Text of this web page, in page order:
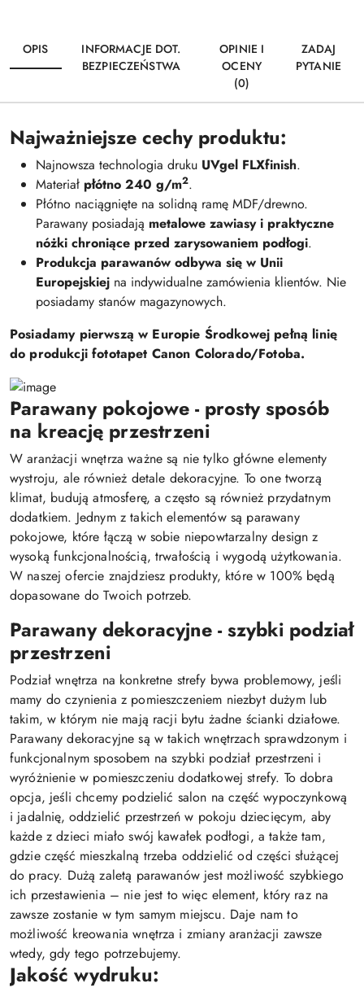
OPIS
INFORMACJE DOT.
BEZPIECZEŃSTWA
OPINIE I
OCENY
(0)
ZADAJ
PYTANIE
Najważniejsze cechy produktu:
Najnowsza technologia druku UVgel FLXfinish.
Materiał płótno 240 g/m2.
Płótno naciągnięte na solidną ramę MDF/drewno.
Parawany posiadają metalowe zawiasy i praktyczne
nóżki chroniące przed zarysowaniem podłogi.
Produkcja parawanów odbywa się w Unii
Europejskiej na indywidualne zamówienia klientów. Nie
posiadamy stanów magazynowych.
Posiadamy pierwszą w Europie Środkowej pełną linię
do produkcji fototapet Canon Colorado/Fotoba.
Parawany pokojowe - prosty sposób
na kreację przestrzeni
W aranżacji wnętrza ważne są nie tylko główne elementy
wystroju, ale również detale dekoracyjne. To one tworzą
klimat, budują atmosferę, a często są również przydatnym
dodatkiem. Jednym z takich elementów są parawany
pokojowe, które łączą w sobie niepowtarzalny design z
wysoką funkcjonalnością, trwałością i wygodą użytkowania.
W naszej ofercie znajdziesz produkty, które w 100% będą
dopasowane do Twoich potrzeb.
Parawany dekoracyjne - szybki podział
przestrzeni
Podział wnętrza na konkretne strefy bywa problemowy, jeśli
mamy do czynienia z pomieszczeniem niezbyt dużym lub
takim, w którym nie mają racji bytu żadne ścianki działowe.
Parawany dekoracyjne są w takich wnętrzach sprawdzonym i
funkcjonalnym sposobem na szybki podział przestrzeni i
wyróżnienie w pomieszczeniu dodatkowej strefy. To dobra
opcja, jeśli chcemy podzielić salon na część wypoczynkową
i jadalnię, oddzielić przestrzeń w pokoju dziecięcym, aby
każde z dzieci miało swój kawałek podłogi, a także tam,
gdzie część mieszkalną trzeba oddzielić od części służącej
do pracy. Dużą zaletą parawanów jest możliwość szybkiego
ich przestawienia – nie jest to więc element, który raz na
zawsze zostanie w tym samym miejscu. Daje nam to
możliwość kreowania wnętrza i zmiany aranżacji zawsze
wtedy, gdy tego potrzebujemy.
Jakość wydruku: